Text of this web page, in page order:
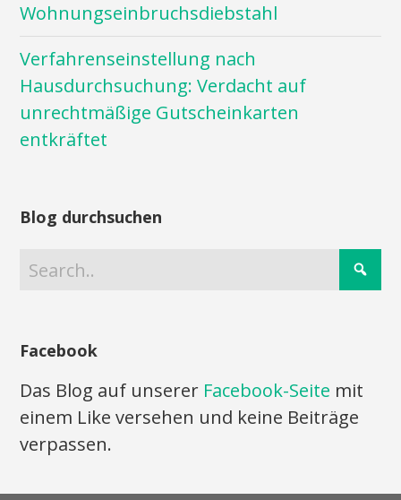
Wohnungseinbruchsdiebstahl
Verfahrenseinstellung nach
Hausdurchsuchung: Verdacht auf
unrechtmäßige Gutscheinkarten
entkräftet
Blog durchsuchen
Facebook
Das Blog auf unserer Facebook-Seite mit
einem Like versehen und keine Beiträge
verpassen.